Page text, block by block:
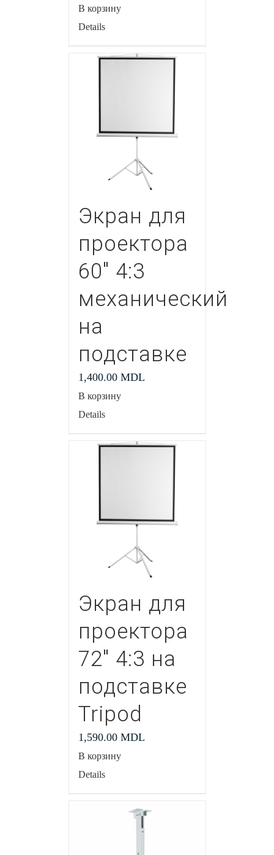
В корзину
Details
Экран для
проектора
60″ 4:3
механический
на
подставке
1,400.00 MDL
В корзину
Details
Экран для
проектора
72″ 4:3 на
подставке
Tripod
1,590.00 MDL
В корзину
Details